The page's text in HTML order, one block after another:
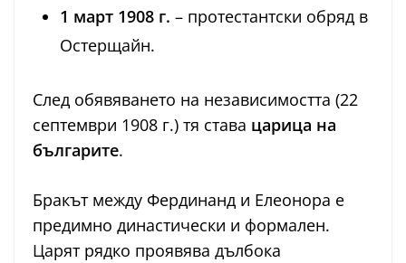
1 март 1908 г. – протестантски обряд в
Остерщайн.
След обявяването на независимостта (22
септември 1908 г.) тя става царица на
българите.
Бракът между Фердинанд и Елеонора е
предимно династически и формален.
Царят рядко проявява дълбока